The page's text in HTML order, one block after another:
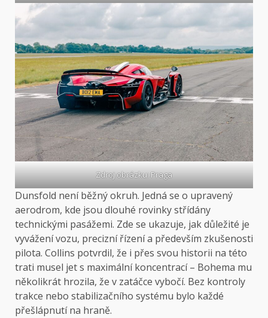
Zdroj obrázku: Praga
Dunsfold není běžný okruh. Jedná se o upravený
aerodrom, kde jsou dlouhé rovinky střídány
technickými pasážemi. Zde se ukazuje, jak důležité je
vyvážení vozu, precizní řízení a především zkušenosti
pilota. Collins potvrdil, že i přes svou historii na této
trati musel jet s maximální koncentrací – Bohema mu
několikrát hrozila, že v zatáčce vybočí. Bez kontroly
trakce nebo stabilizačního systému bylo každé
přešlápnutí na hraně.